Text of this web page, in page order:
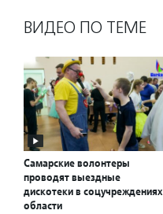
ВИДЕО ПО ТЕМЕ
Самарские волонтеры
проводят выездные
дискотеки в соцучреждениях
области